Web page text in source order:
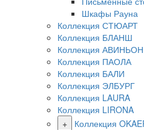
Шкафы Рауна
Коллекция СТЮАРТ
Коллекция БЛАНШ
Коллекция АВИНЬОН
Коллекция ПАОЛА
Коллекция БАЛИ
Коллекция ЭЛБУРГ
Коллекция LAURA
Коллекция LIRONA
+
Коллекция